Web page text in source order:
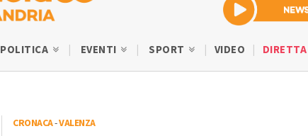
POLITICA EVENTI SPORT VIDEO
CRONACA-VALENZA